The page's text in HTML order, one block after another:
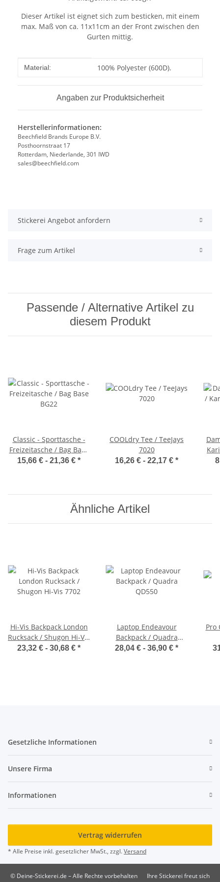
Dieser Artikel ist eignet sich zum besticken, mit einem
max. Maß von ca. 11x11cm an der Front zwischen den
Gurten mittig.
Produkteigenschaft
Wert
Material: 100% Polyester (600D).
Angaben zur Produktsicherheit
Herstellerinformationen:
Beechfield Brands Europe B.V.
Posthoornstraat 17
Rotterdam, Niederlande, 301 IWD
sales@beechfield.com
Stickerei Angebot anfordern
Frage zum Artikel
Passende / Alternative Artikel zu
diesem Produkt
Classic - Sporttasche -
Freizeitasche / Bag Base
BG22
15,66 € - 21,36 € *
COOLdry Tee / TeeJays
7020
16,26 € - 22,17 € *
Ähnliche Artikel
Hi-Vis Backpack London
Rucksack / Shugon Hi-Vis
7702
23,32 € - 30,68 € *
Laptop Endeavour
Backpack / Quadra
QD550
28,04 € - 36,90 € *
Pro
Gesetzliche Informationen
Unsere Firma
Informationen
Vertrag widerrufen
* Alle Preise inkl. gesetzlicher MwSt., zzgl.Versand
© Deine-Stickerei.de – Alle Rechte vorbehalten
Ihre Stickerei freut sich